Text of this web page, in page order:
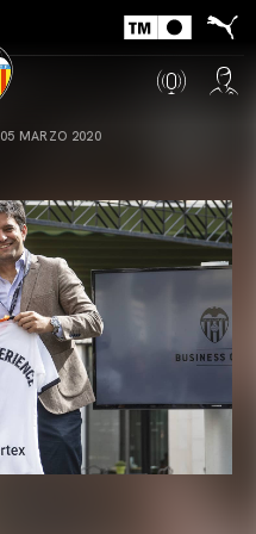
05 MARZO 2020